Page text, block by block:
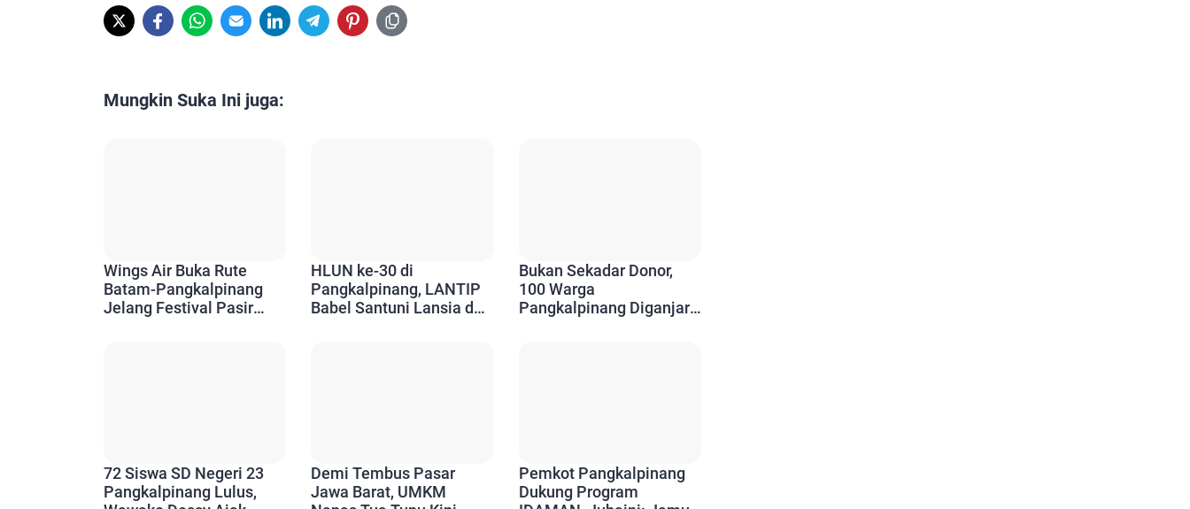
Mungkin Suka Ini juga:
Wings Air Buka Rute
Batam-Pangkalpinang
Jelang Festival Pasir
HLUN ke-30 di
Pangkalpinang, LANTIP
Babel Santuni Lansia dan
Bukan Sekadar Donor,
100 Warga
Pangkalpinang Diganjar
72 Siswa SD Negeri 23
Pangkalpinang Lulus,
Demi Tembus Pasar
Jawa Barat, UMKM
Pemkot Pangkalpinang
Dukung Program